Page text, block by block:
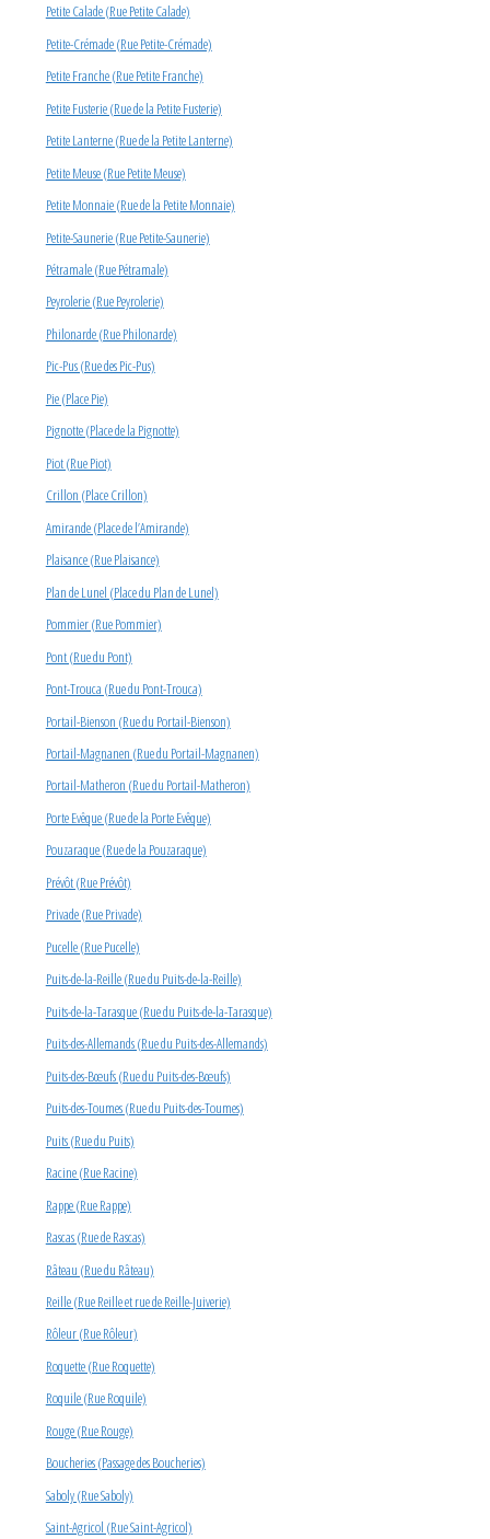
Petite Calade (Rue Petite Calade)
Petite-Crémade (Rue Petite-Crémade)
Petite Franche (Rue Petite Franche)
Petite Fusterie (Rue de la Petite Fusterie)
Petite Lanterne (Rue de la Petite Lanterne)
Petite Meuse (Rue Petite Meuse)
Petite Monnaie (Rue de la Petite Monnaie)
Petite-Saunerie (Rue Petite-Saunerie)
Pétramale (Rue Pétramale)
Peyrolerie (Rue Peyrolerie)
Philonarde (Rue Philonarde)
Pic-Pus (Rue des Pic-Pus)
Pie (Place Pie)
Pignotte (Place de la Pignotte)
Piot (Rue Piot)
Crillon (Place Crillon)
Amirande (Place de l’Amirande)
Plaisance (Rue Plaisance)
Plan de Lunel (Place du Plan de Lunel)
Pommier (Rue Pommier)
Pont (Rue du Pont)
Pont-Trouca (Rue du Pont-Trouca)
Portail-Bienson (Rue du Portail-Bienson)
Portail-Magnanen (Rue du Portail-Magnanen)
Portail-Matheron (Rue du Portail-Matheron)
Porte Evêque (Rue de la Porte Evêque)
Pouzaraque (Rue de la Pouzaraque)
Prévôt (Rue Prévôt)
Privade (Rue Privade)
Pucelle (Rue Pucelle)
Puits-de-la-Reille (Rue du Puits-de-la-Reille)
Puits-de-la-Tarasque (Rue du Puits-de-la-Tarasque)
Puits-des-Allemands (Rue du Puits-des-Allemands)
Puits-des-Bœufs (Rue du Puits-des-Bœufs)
Puits-des-Toumes (Rue du Puits-des-Toumes)
Puits (Rue du Puits)
Racine (Rue Racine)
Rappe (Rue Rappe)
Rascas (Rue de Rascas)
Râteau (Rue du Râteau)
Reille (Rue Reille et rue de Reille-Juiverie)
Rôleur (Rue Rôleur)
Roquette (Rue Roquette)
Roquile (Rue Roquile)
Rouge (Rue Rouge)
Boucheries (Passage des Boucheries)
Saboly (Rue Saboly)
Saint-Agricol (Rue Saint-Agricol)